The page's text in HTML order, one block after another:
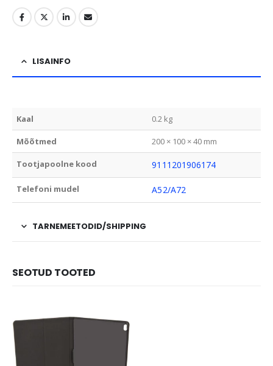
LISAINFO
Kaal 0.2 kg
Mõõtmed 200 × 100 × 40 mm
Tootjapoolne kood 9111201906174
Telefoni mudel A52/A72
TARNEMEETODID/SHIPPING
SEOTUD TOOTED